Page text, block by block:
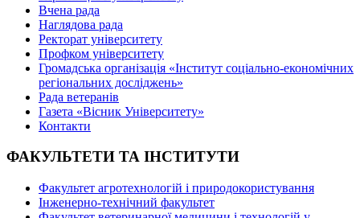
Вчена рада
Наглядова рада
Ректорат університету
Профком університету
Громадська організація «Інститут соціально-економічних
регіональних досліджень»
Рада ветеранів
Газета «Вісник Університету»
Контакти
ФАКУЛЬТЕТИ ТА ІНСТИТУТИ
Факультет агротехнологій і природокористування
Інженерно-технічний факультет